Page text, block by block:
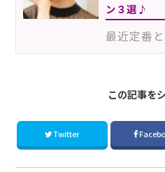
ン３選♪
この記事を
Twitter